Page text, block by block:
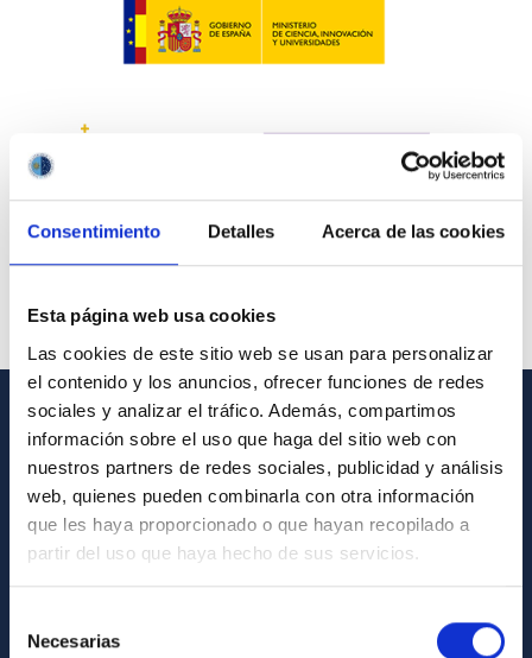
Consentimiento Detalles Acerca de las cookies
Esta página web usa cookies
Las cookies de este sitio web se usan para personalizar
el contenido y los anuncios, ofrecer funciones de redes
sociales y analizar el tráfico. Además, compartimos
información sobre el uso que haga del sitio web con
nuestros partners de redes sociales, publicidad y análisis
web, quienes pueden combinarla con otra información
que les haya proporcionado o que hayan recopilado a
partir del uso que haya hecho de sus servicios.
Necesarias
GENERAL INFORMATION
Contact
How to get to the IAC
List of personnel
General register